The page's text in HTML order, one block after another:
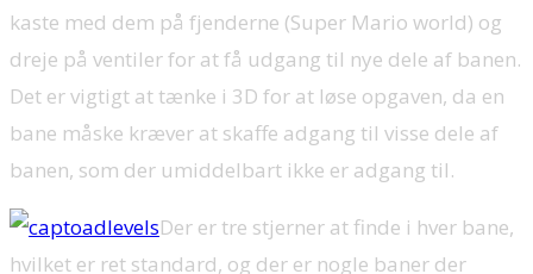
kaste med dem på fjenderne (Super Mario world) og
dreje på ventiler for at få udgang til nye dele af banen.
Det er vigtigt at tænke i 3D for at løse opgaven, da en
bane måske kræver at skaffe adgang til visse dele af
banen, som der umiddelbart ikke er adgang til.
Der er tre stjerner at finde i hver bane,
hvilket er ret standard, og der er nogle baner der